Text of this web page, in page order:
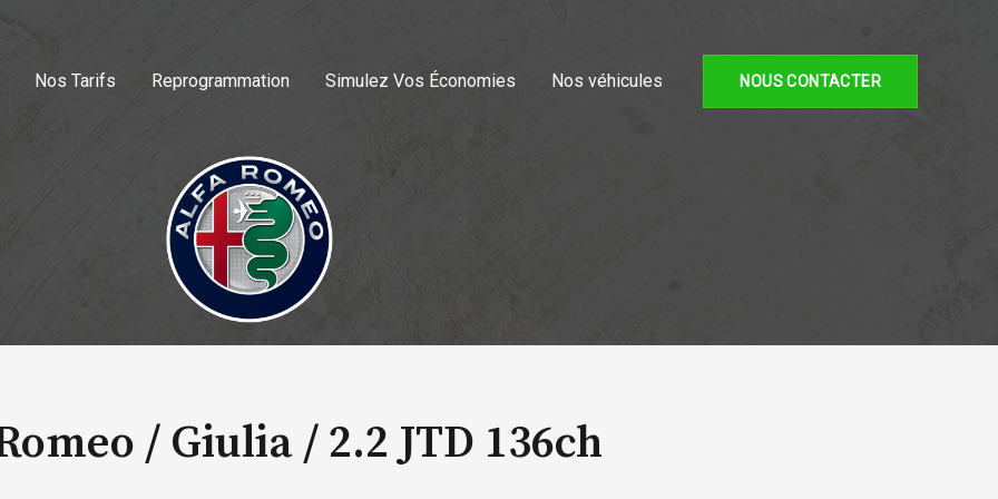
Nos Tarifs Reprogrammation Simulez Vos Économies Nos véhicules NOUS CONTACTER
/ Giulia /2.2 JTD 136ch